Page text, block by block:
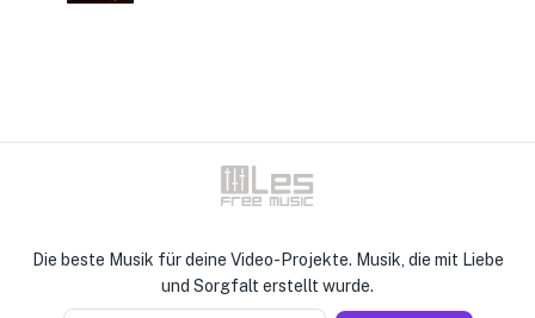
Die beste Musik für deine Video-Projekte. Musik, die mit Liebe
und Sorgfalt erstellt wurde.